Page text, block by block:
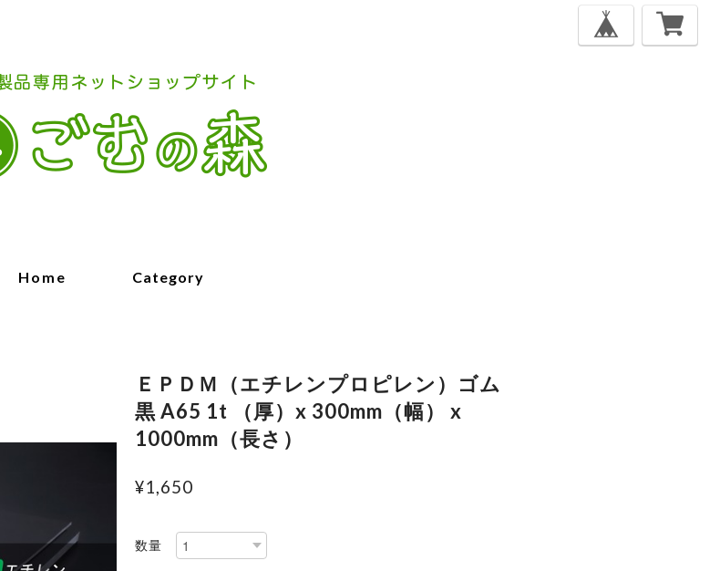
Home Category
ＥＰＤＭ（エチレンプロピレン）ゴム
黒 A65 1t （厚）x 300mm（幅） x
1000mm（長さ）
¥1,650
数量